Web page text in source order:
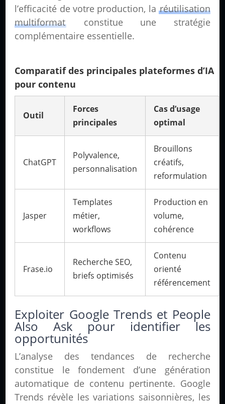
l’efficacité de votre production, la réutilisation
multiformat constitue une stratégie
complémentaire essentielle.
Comparatif des principales plateformes d’IA
pour contenu
Outil
Forces
principales
Cas d’usage
optimal
ChatGPT
Polyvalence,
personnalisation
Brouillons
créatifs,
reformulation
Jasper
Templates
métier,
workflows
Production en
volume,
cohérence
Frase.io
Recherche SEO,
briefs optimisés
Contenu
orienté
référencement
Exploiter Google Trends et People
Also Ask pour identifier les
opportunités
L’analyse des tendances de recherche
constitue le fondement d’une génération
automatique de contenu pertinente. Google
Trends révèle les variations saisonnières, les